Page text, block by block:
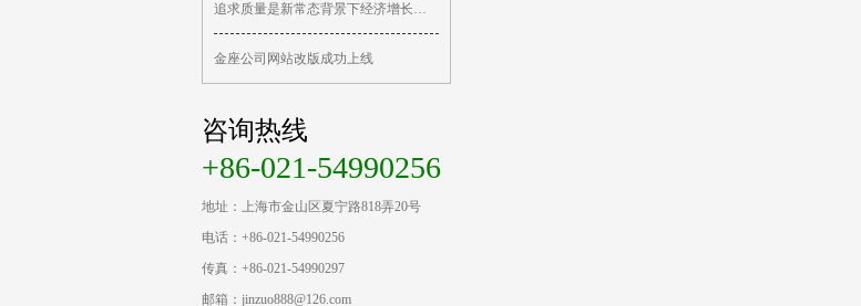
追求质量是新常态背景下经济增长的关键
金座公司网站改版成功上线
咨询热线
+86-021-54990256
地址：上海市金山区夏宁路818弄20号
电话：+86-021-54990256
传真：+86-021-54990297
邮箱：jinzuo888@126.com